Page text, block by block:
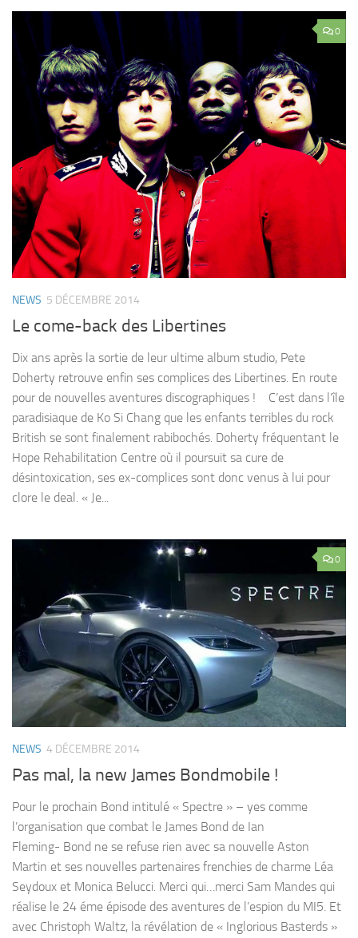
0
NEWS 5 DÉCEMBRE 2014
Le come-back des Libertines
Dix ans après la sortie de leur ultime album studio, Pete
Doherty retrouve enfin ses complices des Libertines. En route
pour de nouvelles aventures discographiques ! C’est dans l’île
paradisiaque de Ko Si Chang que les enfants terribles du rock
British se sont finalement rabibochés. Doherty fréquentant le
Hope Rehabilitation Centre où il poursuit sa cure de
désintoxication, ses ex-complices sont donc venus à lui pour
clore le deal. « Je...
0
NEWS 4 DÉCEMBRE 2014
Pas mal, la new James Bondmobile !
Pour le prochain Bond intitulé « Spectre » – yes comme
l’organisation que combat le James Bond de Ian
Fleming- Bond ne se refuse rien avec sa nouvelle Aston
Martin et ses nouvelles partenaires frenchies de charme Léa
Seydoux et Monica Belucci. Merci qui…merci Sam Mandes qui
réalise le 24 éme épisode des aventures de l’espion du MI5. Et
avec Christoph Waltz, la révélation de « Inglorious Basterds »